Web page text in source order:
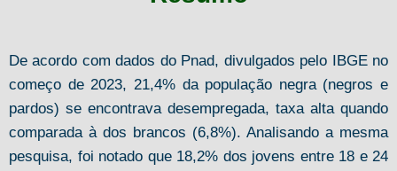
De acordo com dados do Pnad, divulgados pelo IBGE no
começo de 2023, 21,4% da população negra (negros e
pardos) se encontrava desempregada, taxa alta quando
comparada à dos brancos (6,8%). Analisando a mesma
pesquisa, foi notado que 18,2% dos jovens entre 18 e 24